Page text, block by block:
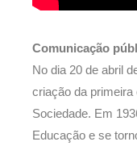
Comunicação
No dia 20 de abril
criação da primeira
Sociedade. Em
Educação e se